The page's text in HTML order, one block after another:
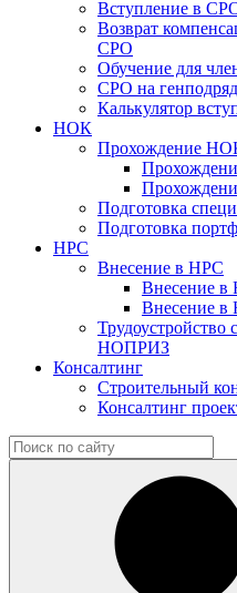
Вступление в
Возврат
СРО
Обучение для
СРО на генподряд
Калькулятор
НОК
Прохождение
Подготовка
Подготовка
НРС
Внесение в НРС
Внесение
Внесение
НОПРИЗ
Консалтинг
Строительный
Консалтинг